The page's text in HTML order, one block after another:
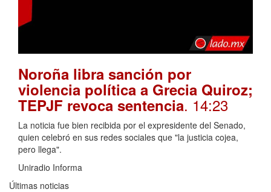
Noroña libra sanción por
violencia política a Grecia Quiroz;
TEPJF revoca sentencia. 14:23
La noticia fue bien recibida por el expresidente del Senado,
quien celebró en sus redes sociales que "la justicia cojea,
pero llega".
Uniradio Informa
Últimas noticias